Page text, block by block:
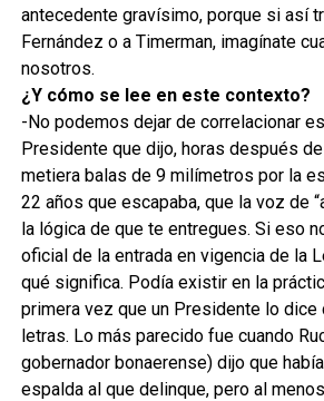
antecedente gravísimo, porque si así
Fernández o a Timerman, imagínate
nosotros.
¿Y cómo se lee en este contexto?
-No podemos dejar de correlacionar
Presidente que dijo, horas después
metiera balas de 9 milímetros por la
22 años que escapaba, que la voz de
la lógica de que te entregues. Si eso
oficial de la entrada en vigencia de la
qué significa. Podía existir en la
primera vez que un Presidente lo dice
letras. Lo más parecido fue cuando
gobernador bonaerense) dijo que
espalda al que delinque, pero al